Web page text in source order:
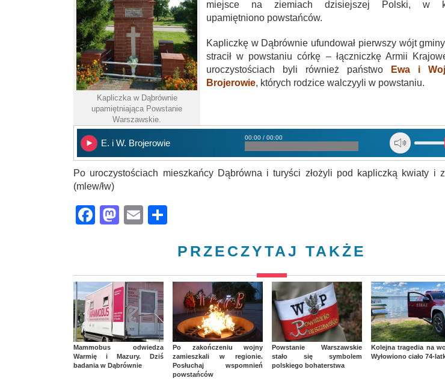
Kapliczka w Dąbrównie
upamiętniająca Powstanie
Warszawskie.
miejsce na ziemiach dzisiejszej Polski, w
upamiętniono powstańców.
Kapliczkę w Dąbrównie ufundował pierwszy wójt
stracił w powstaniu córkę – łączniczkę Armii
uroczystościach byli również państwo
Ewa i
Brojerowie, których rodzice walczyyli w powstaniu.
E. i W. Brojerowie
00:00 / 00:00
Po uroczystościach mieszkańcy Dąbrówna i turyści złożyli pod kapliczką kwiaty i
(mlew/łw)
Facebook
Mastodon
Email
PRZECZYTAJ TAKŻE
Mammobus odwiedza
Warmię i Mazury. Dziś
badania w Dąbrównie
Po zakończeniu wojny
zamieszkali w regionie.
Posłuchaj wspomnień
powstańców
Powstanie Warszawskie
stało się symbolem
polskiego bohaterstwa
Kolejna tragedia na
Wyłowiono ciało 74-